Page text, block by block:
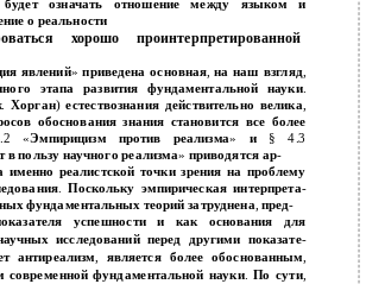
будет означать отношение между языком и
о реальности
хорошо проинтерпретированной
явлений»приведена основная,на наш взгляд,
этапа развития фундаментальной науки.
.Хорган)естествознания действительно велика,
обоснования знания становится все более
«Эмпирицизм против реализма» и § 4.3
пользу научного реализма» приводятся ар-
реалистской точки зрения на проблему
. Поскольку эмпирическая интерпрета-
фундаментальных теорий затруднена, пред-
успешности и как основания для
исследований перед другими показате-
антиреализм, является более обоснованным,
фундаментальной науки. По сути,